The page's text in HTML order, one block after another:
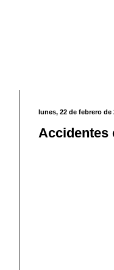
lunes, 22 de febrero de
Accidentes